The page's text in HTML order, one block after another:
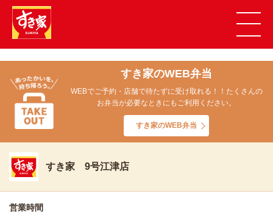
すき家のWEB弁当
WEBでご予約・店舗で待たずに受け取れる！！たくさんの
お弁当が必要なときにもご利用ください。
すき家のWEB弁当
すき家 9号江津店
営業時間